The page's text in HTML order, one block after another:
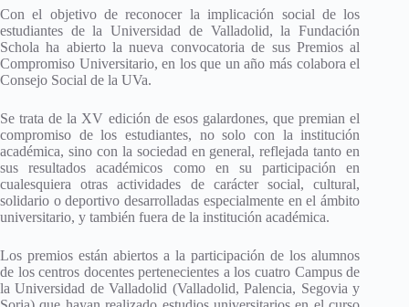
Con el objetivo de reconocer la implicación social de los
estudiantes de la Universidad de Valladolid, la Fundación
Schola ha abierto la nueva convocatoria de sus Premios al
Compromiso Universitario, en los que un año más colabora el
Consejo Social de la UVa.
Se trata de la XV edición de esos galardones, que premian el
compromiso de los estudiantes, no solo con la institución
académica, sino con la sociedad en general, reflejada tanto en
sus resultados académicos como en su participación en
cualesquiera otras actividades de carácter social, cultural,
solidario o deportivo desarrolladas especialmente en el ámbito
universitario, y también fuera de la institución académica.
Los premios están abiertos a la participación de los alumnos
de los centros docentes pertenecientes a los cuatro Campus de
la Universidad de Valladolid (Valladolid, Palencia, Segovia y